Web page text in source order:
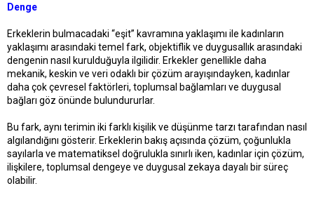
Denge
Erkeklerin bulmacadaki “eşit” kavramına yaklaşımı ile kadınların
yaklaşımı arasındaki temel fark, objektiflik ve duygusallık arasındaki
dengenin nasıl kurulduğuyla ilgilidir. Erkekler genellikle daha
mekanik, keskin ve veri odaklı bir çözüm arayışındayken, kadınlar
daha çok çevresel faktörleri, toplumsal bağlamları ve duygusal
bağları göz önünde bulundururlar.
Bu fark, aynı terimin iki farklı kişilik ve düşünme tarzı tarafından nasıl
algılandığını gösterir. Erkeklerin bakış açısında çözüm, çoğunlukla
sayılarla ve matematiksel doğrulukla sınırlı iken, kadınlar için çözüm,
ilişkilere, toplumsal dengeye ve duygusal zekaya dayalı bir süreç
olabilir.